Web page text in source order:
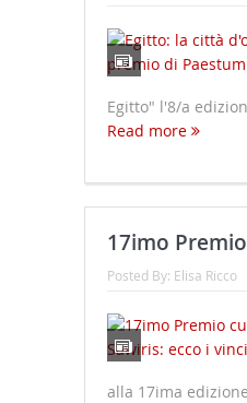
Egitto" l'8/a
Read more
17imo
Posted By: Elisa Ricco
alla 17ima